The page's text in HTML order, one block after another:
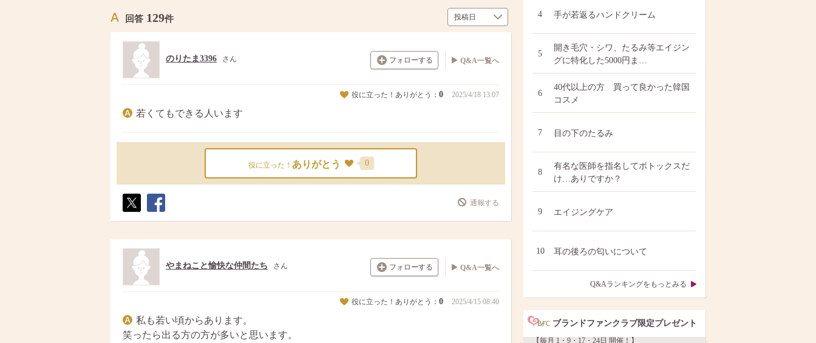
回答 129件
フォローする
のりたま3396 さん Q&A一覧へ
役に立った！ありがとう： 0 2025/4/18 13:07
若くてもできる人います
役に立った！ ありがとう 0
ト
ア
通報する
フォローする
やまねこと愉快な仲間たち さん Q&A一覧へ
役に立った！ありがとう： 0 2025/4/15 08:40
私も若い頃からあります。
笑ったら出る方の方が多いと思います。
4 手が若返るハンドクリーム
5
開き毛穴・シワ、たるみ等エイジン
グに特化した5000円ま…
6
40代以上の方 買って良かった韓国
コスメ
7 目の下のたるみ
8
有名な医師を指名してボトックスだ
け…ありですか？
9 エイジングケア
10 耳の後ろの匂いについて
Q&Aランキングをもっとみる
ブランドファンクラブ限定プレゼント
【毎月 1・9・17・24日 開催！】